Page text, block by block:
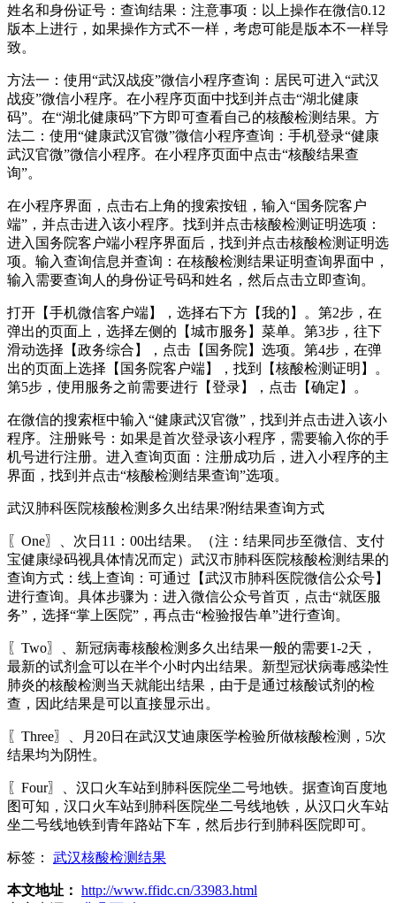
姓名和身份证号：查询结果：注意事项：以上操作在微信0.12
版本上进行，如果操作方式不一样，考虑可能是版本不一样导
致。
方法一：使用“武汉战疫”微信小程序查询：居民可进入“武汉
战疫”微信小程序。在小程序页面中找到并点击“湖北健康
码”。在“湖北健康码”下方即可查看自己的核酸检测结果。方
法二：使用“健康武汉官微”微信小程序查询：手机登录“健康
武汉官微”微信小程序。在小程序页面中点击“核酸结果查
询”。
在小程序界面，点击右上角的搜索按钮，输入“国务院客户
端”，并点击进入该小程序。找到并点击核酸检测证明选项：
进入国务院客户端小程序界面后，找到并点击核酸检测证明选
项。输入查询信息并查询：在核酸检测结果证明查询界面中，
输入需要查询人的身份证号码和姓名，然后点击立即查询。
打开【手机微信客户端】，选择右下方【我的】。第2步，在
弹出的页面上，选择左侧的【城市服务】菜单。第3步，往下
滑动选择【政务综合】，点击【国务院】选项。第4步，在弹
出的页面上选择【国务院客户端】，找到【核酸检测证明】。
第5步，使用服务之前需要进行【登录】，点击【确定】。
在微信的搜索框中输入“健康武汉官微”，找到并点击进入该小
程序。注册账号：如果是首次登录该小程序，需要输入你的手
机号进行注册。进入查询页面：注册成功后，进入小程序的主
界面，找到并点击“核酸检测结果查询”选项。
武汉肺科医院核酸检测多久出结果?附结果查询方式
〖One〗、次日11：00出结果。（注：结果同步至微信、支付
宝健康绿码视具体情况而定）武汉市肺科医院核酸检测结果的
查询方式：线上查询：可通过【武汉市肺科医院微信公众号】
进行查询。具体步骤为：进入微信公众号首页，点击“就医服
务”，选择“掌上医院”，再点击“检验报告单”进行查询。
〖Two〗、新冠病毒核酸检测多久出结果一般的需要1-2天，
最新的试剂盒可以在半个小时内出结果。新型冠状病毒感染性
肺炎的核酸检测当天就能出结果，由于是通过核酸试剂的检
查，因此结果是可以直接显示出。
〖Three〗、月20日在武汉艾迪康医学检验所做核酸检测，5次
结果均为阴性。
〖Four〗、汉口火车站到肺科医院坐二号地铁。据查询百度地
图可知，汉口火车站到肺科医院坐二号线地铁，从汉口火车站
坐二号线地铁到青年路站下车，然后步行到肺科医院即可。
标签： 武汉核酸检测结果
本文地址： http://www.ffidc.cn/33983.html